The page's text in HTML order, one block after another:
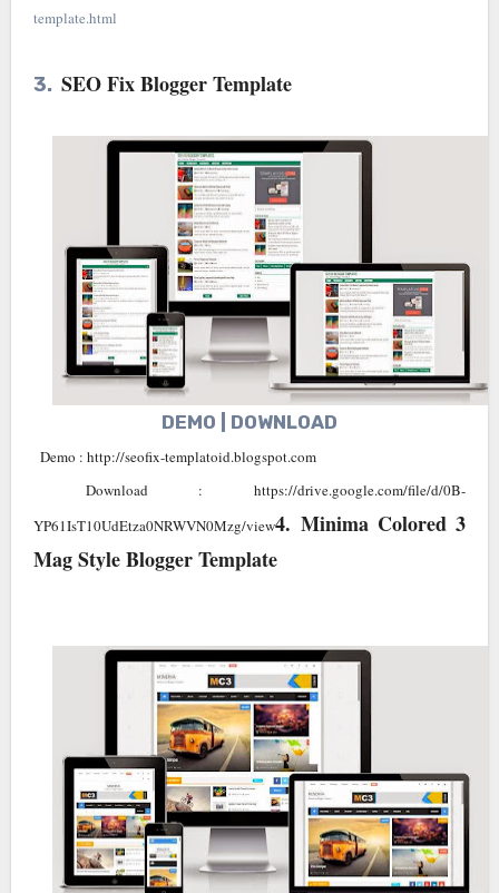
template.html
3. SEO Fix Blogger Template
DEMO | DOWNLOAD
Demo : http://seofix-templatoid.blogspot.com
Download : https://drive.google.com/file/d/0B-
YP61IsT10UdEtza0NRWVN0Mzg/view4. Minima Colored 3
Mag Style Blogger Template